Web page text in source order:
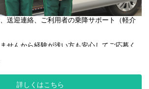
送迎連絡、ご利用者の乗降サポート（軽介
せんから経験が浅い方も安心してご応募く
間関係の良さがジョイリハの魅力です◎
シニアスタッフも活躍中！
います♪
詳しくはこちら